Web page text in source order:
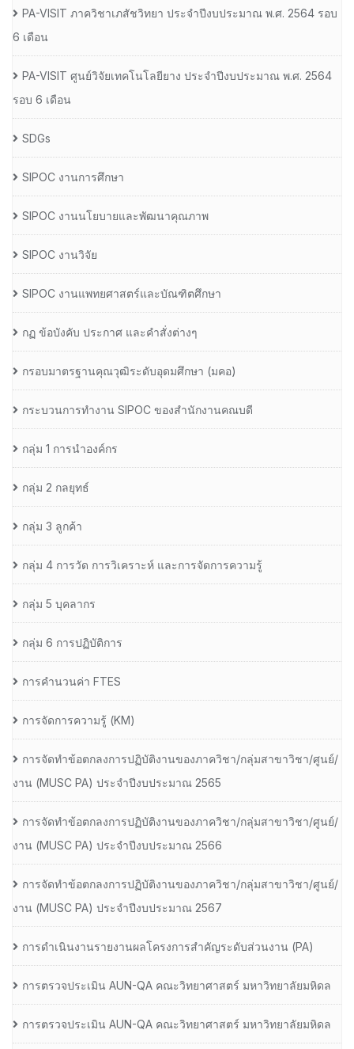
PA-VISIT ภาควิชาเภสัชวิทยา ประจำปีงบประมาณ พ.ศ. 2564 รอบ
6 เดือน
PA-VISIT ศูนย์วิจัยเทคโนโลยียาง ประจำปีงบประมาณ พ.ศ. 2564
รอบ 6 เดือน
SDGs
SIPOC งานการศึกษา
SIPOC งานนโยบายและพัฒนาคุณภาพ
SIPOC งานวิจัย
SIPOC งานแพทยศาสตร์และบัณฑิตศึกษา
กฏ ข้อบังคับ ประกาศ และคำสั่งต่างๆ
กรอบมาตรฐานคุณวุฒิระดับอุดมศึกษา (มคอ)
กระบวนการทำงาน SIPOC ของสำนักงานคณบดี
กลุ่ม 1 การนำองค์กร
กลุ่ม 2 กลยุทธ์
กลุ่ม 3 ลูกค้า
กลุ่ม 4 การวัด การวิเคราะห์ และการจัดการความรู้
กลุ่ม 5 บุคลากร
กลุ่ม 6 การปฏิบัติการ
การคำนวนค่า FTES
การจัดการความรู้ (KM)
การจัดทำข้อตกลงการปฏิบัติงานของภาควิชา/กลุ่มสาขาวิชา/ศูนย์/
งาน (MUSC PA) ประจำปีงบประมาณ 2565
การจัดทำข้อตกลงการปฏิบัติงานของภาควิชา/กลุ่มสาขาวิชา/ศูนย์/
งาน (MUSC PA) ประจำปีงบประมาณ 2566
การจัดทำข้อตกลงการปฏิบัติงานของภาควิชา/กลุ่มสาขาวิชา/ศูนย์/
งาน (MUSC PA) ประจำปีงบประมาณ 2567
การดำเนินงานรายงานผลโครงการสำคัญระดับส่วนงาน (PA)
การตรวจประเมิน AUN-QA คณะวิทยาศาสตร์ มหาวิทยาลัยมหิดล
การตรวจประเมิน AUN-QA คณะวิทยาศาสตร์ มหาวิทยาลัยมหิดล